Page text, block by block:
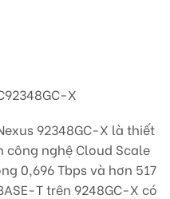
X
92348GC-X là thiết
công nghệ Cloud Scale
0,696 Tbps và hơn 517
T trên 9248GC-X có